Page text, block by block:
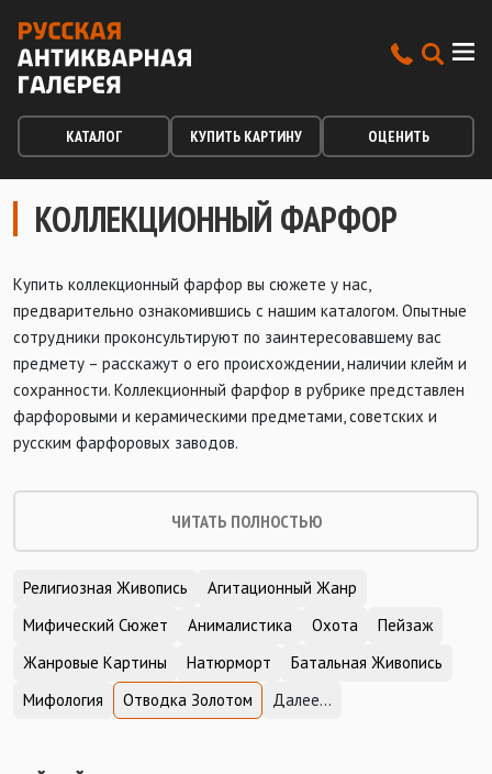
КАТАЛОГ КУПИТЬ КАРТИНУ ОЦЕНИТЬ
КОЛЛЕКЦИОННЫЙ ФАРФОР
Купить коллекционный фарфор вы сюжете у нас,
предварительно ознакомившись с нашим каталогом. Опытные
сотрудники проконсультируют по заинтересовавшему вас
предмету – расскажут о его происхождении, наличии клейм и
сохранности. Коллекционный фарфор в рубрике представлен
фарфоровыми и керамическими предметами, советских и
русским фарфоровых заводов.
ЧИТАТЬ ПОЛНОСТЬЮ
Религиозная Живопись
Агитационный Жанр
Мифический Сюжет
Анималистика Охота
Пейзаж
Жанровые Картины
Натюрморт
Батальная Живопись
Мифология
Отводка Золотом Далее...